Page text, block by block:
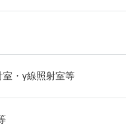
・γ線照射室等